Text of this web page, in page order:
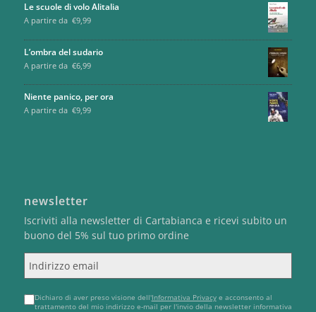
Le scuole di volo Alitalia
A partire da €9,99
L’ombra del sudario
A partire da €6,99
Niente panico, per ora
A partire da €9,99
newsletter
Iscriviti alla newsletter di Cartabianca e ricevi subito un
buono del 5% sul tuo primo ordine
Dichiaro di aver preso visione dell'Informativa Privacye acconsento al
trattamento del mio indirizzo e-mail per l'invio della newsletter informativa